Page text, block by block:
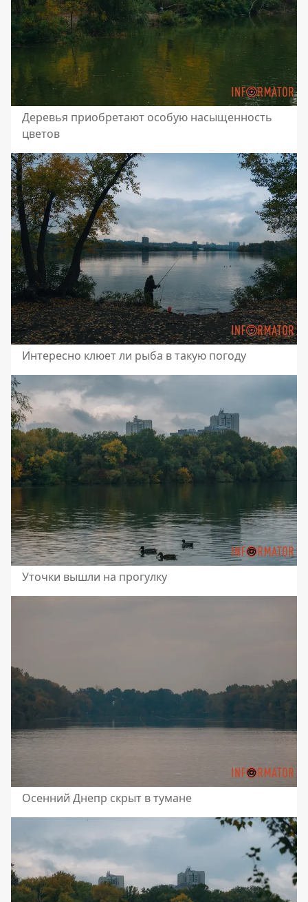
Деревья приобретают особую насыщенность
цветов
Интересно клюет ли рыба в такую ​​погоду
Уточки вышли на прогулку
Осенний Днепр скрыт в тумане